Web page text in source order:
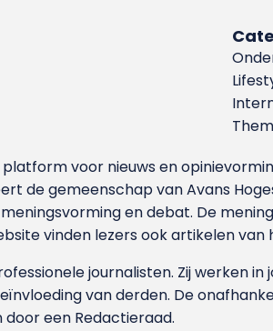
voor nieuws en
de gemeenschap van Avans
en debat. De
vinden lezers ook artikelen van
journalisten. Zij werken
van derden. De
een Redactieraad.